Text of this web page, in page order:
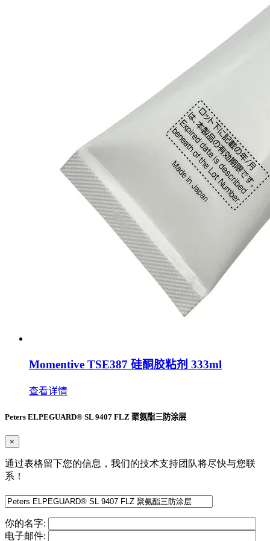
Momentive TSE387 硅酮胶粘剂 333ml
查看详情
Peters ELPEGUARD® SL 9407 FLZ 聚氨酯三防涂层
×
通过表格留下您的信息，我们的技术支持团队将尽快与您联
系！
你的名字:
电子邮件: